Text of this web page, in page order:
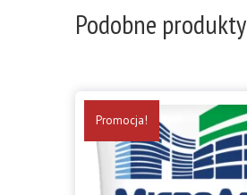
Podobne produkty
Promocja!